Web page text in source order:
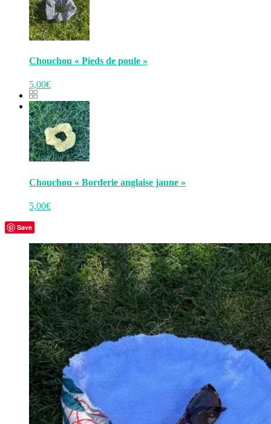
Chouchou « Pieds de poule »
5,00€
Chouchou « Borderie anglaise jaune »
5,00€
Save